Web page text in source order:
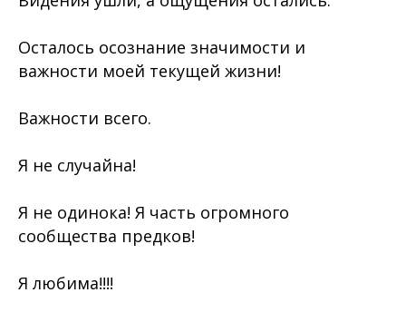
Осталось осознание значимости и
важности моей текущей жизни!
Важности всего.
Я не случайна!
Я не одинока! Я часть огромного
сообщества предков!
Я любима!!!!